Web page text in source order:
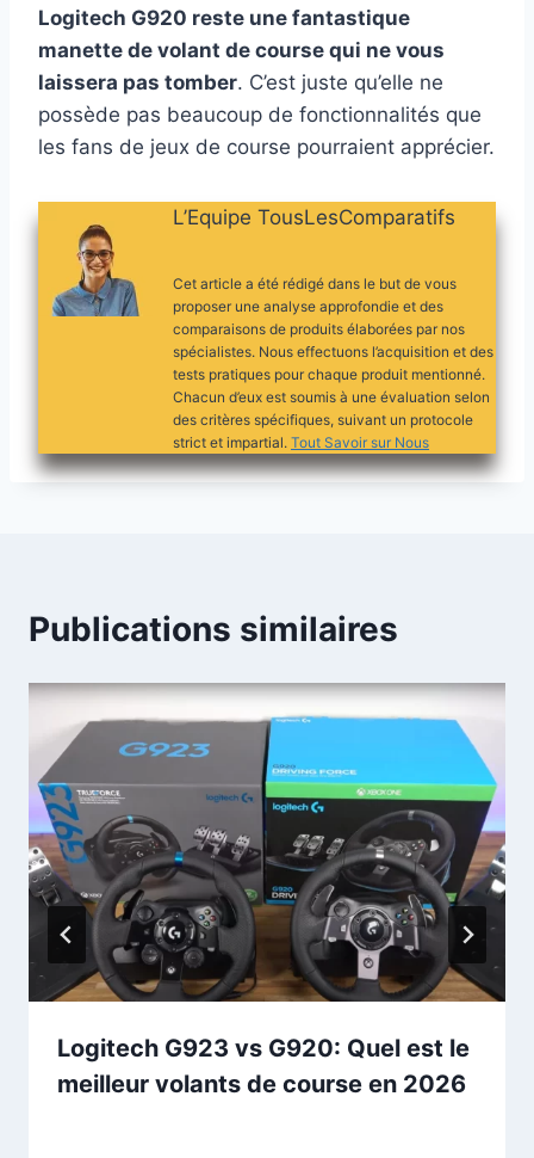
Logitech G920 reste une fantastique
manette de volant de course qui ne vous
laissera pas tomber. C’est juste qu’elle ne
possède pas beaucoup de fonctionnalités que
les fans de jeux de course pourraient apprécier.
L’Equipe TousLesComparatifs
Cet article a été rédigé dans le but de vous
proposer une analyse approfondie et des
comparaisons de produits élaborées par nos
spécialistes. Nous effectuons l’acquisition et des
tests pratiques pour chaque produit mentionné.
Chacun d’eux est soumis à une évaluation selon
des critères spécifiques, suivant un protocole
strict et impartial. Tout Savoir sur Nous
Publications similaires
Logitech G923 vs G920: Quel est le
meilleur volants de course en 2026